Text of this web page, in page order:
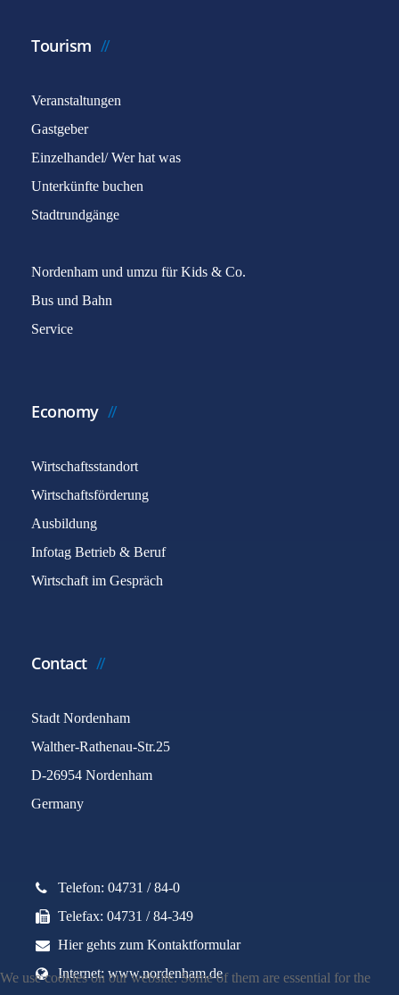
Tourism
Veranstaltungen
Gastgeber
Einzelhandel/ Wer hat was
Unterkünfte buchen
Stadtrundgänge
Nordenham und umzu für Kids & Co.
Bus und Bahn
Service
Economy
Wirtschaftsstandort
Wirtschaftsförderung
Ausbildung
Infotag Betrieb & Beruf
Wirtschaft im Gespräch
Contact
Stadt Nordenham
Walther-Rathenau-Str.25
D-26954 Nordenham
Germany
Telefon: 04731 / 84-0
Telefax: 04731 / 84-349
Hier gehts zum Kontaktformular
Internet: www.nordenham.de
We use cookies on our website. Some of them are essential for the